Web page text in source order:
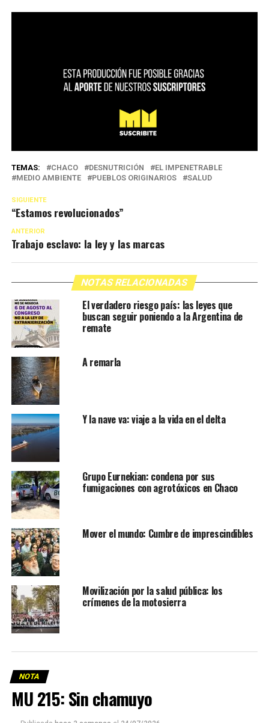
TEMAS: CHACO DESNUTRICIÓN
EL IMPENETRABLE
MEDIO AMBIENTE
PUEBLOS ORIGINARIOS SALUD
SIGUIENTE
“Estamos revolucionados”
ANTERIOR
Trabajo esclavo: la ley y las marcas
NOTAS RELACIONADAS
El verdadero riesgo país: las leyes que
buscan seguir poniendo a la Argentina de
remate
A remarla
Y la nave va: viaje a la vida en el delta
Grupo Eurnekian: condena por sus
fumigaciones con agrotóxicos en Chaco
Mover el mundo: Cumbre de imprescindibles
Movilización por la salud pública: los
crímenes de la motosierra
NOTA
MU 215: Sin chamuyo